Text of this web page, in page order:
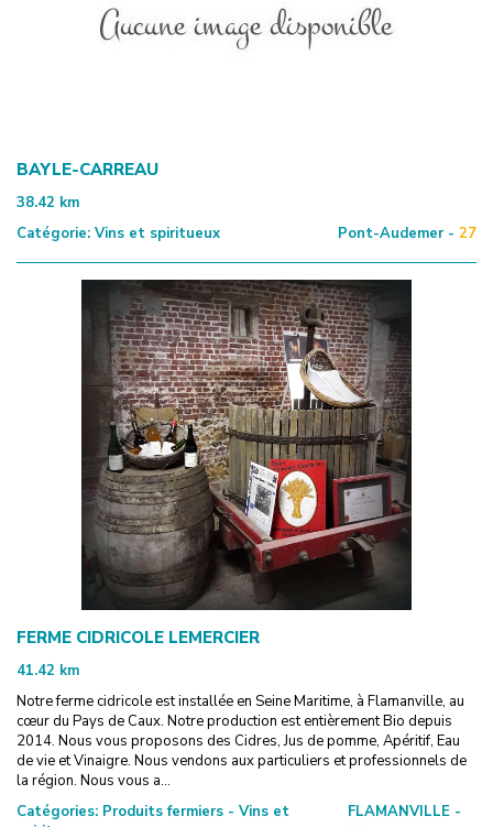
BAYLE-CARREAU
38.42 km
Catégorie: Vins et spiritueux Pont-Audemer - 27
FERME CIDRICOLE LEMERCIER
41.42 km
Notre ferme cidricole est installée en Seine Maritime, à Flamanville, au
cœur du Pays de Caux. Notre production est entièrement Bio depuis
2014. Nous vous proposons des Cidres, Jus de pomme, Apéritif, Eau
de vie et Vinaigre. Nous vendons aux particuliers et professionnels de
la région. Nous vous a...
Catégories: Produits fermiers - Vins et
FLAMANVILLE -